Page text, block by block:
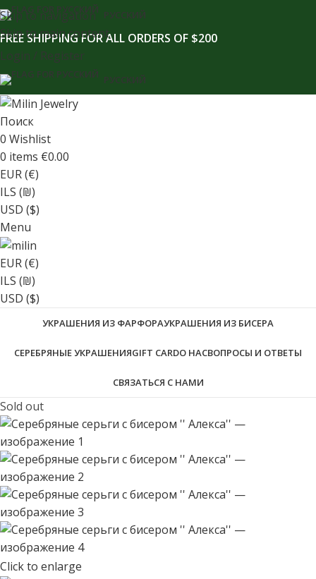
содержимому
Skip to navigation
Skip to main content
РУССКИЙ
FREE SHIPPING FOR ALL ORDERS OF $200
Login / Register
РУССКИЙ
Поиск
0 Wishlist
0 items €0.00
EUR (€)
ILS (₪)
USD ($)
Menu
EUR (€)
ILS (₪)
USD ($)
УКРАШЕНИЯ ИЗ ФАРФОРАУКРАШЕНИЯ ИЗ БИСЕРА
СЕРЕБРЯНЫЕ УКРАШЕНИЯGIFT CARDО НАСВОПРОСЫ И ОТВЕТЫ
СВЯЗАТЬСЯ С НАМИ
Sold out
Click to enlarge